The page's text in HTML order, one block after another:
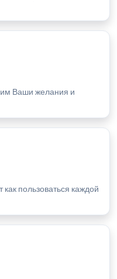
Ваши желания и
пользоваться каждой